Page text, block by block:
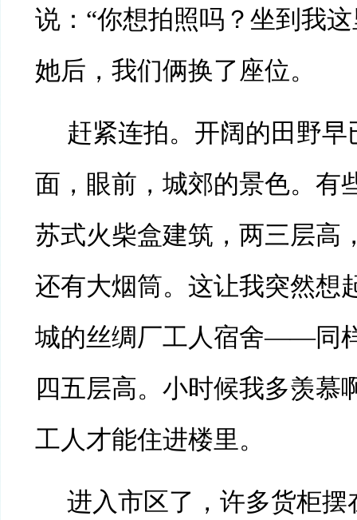
说：“你想拍照吗？坐到我
她后，我们俩换了座位。
赶紧连拍。开阔的田野早
面，眼前，城郊的景色。有
苏式火柴盒建筑，两三层高
还有大烟筒。这让我突然想
城的丝绸厂工人宿舍——同
四五层高。小时候我多羡慕
工人才能住进楼里。
进入市区了，许多货柜摆